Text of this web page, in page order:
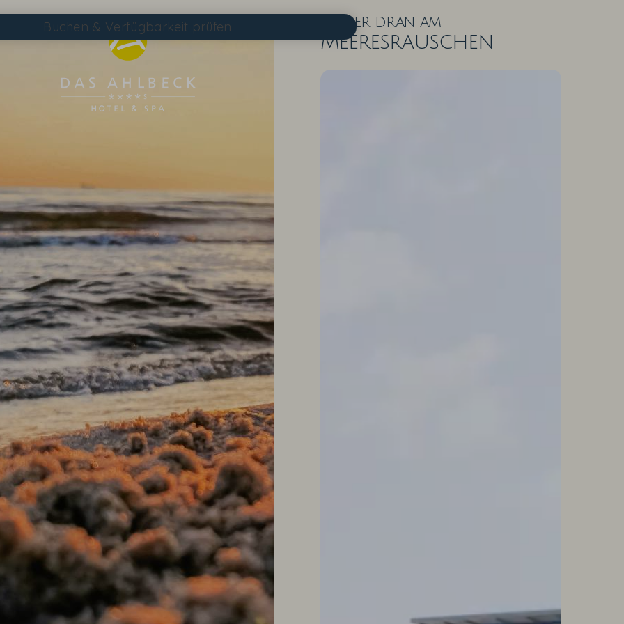
Buchen & Verfügbarkeit prüfen
Suchen
DAS AHLBECK ÜBERSICHTSSEITE
WETTER & WEBCAM
WISSENSWERTES
EVENTS IM HOTEL
TAGEN & FEIERN
Näher dran am
Meeresrauschen